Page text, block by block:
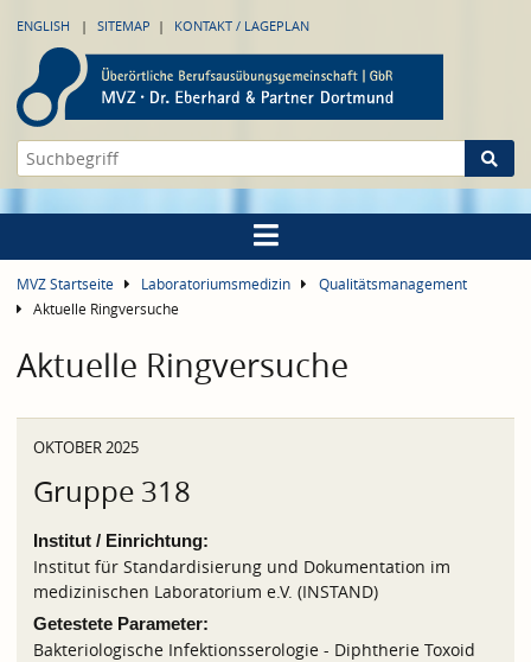
ENGLISH SITEMAP KONTAKT / LAGEPLAN
MVZ Startseite Laboratoriumsmedizin
Qualitätsmanagement
Aktuelle Ringversuche
Aktuelle Ringversuche
OKTOBER 2025
Gruppe 318
Institut / Einrichtung:
Institut für Standardisierung und Dokumentation im
medizinischen Laboratorium e.V. (INSTAND)
Getestete Parameter:
Bakteriologische Infektionsserologie - Diphtherie Toxoid